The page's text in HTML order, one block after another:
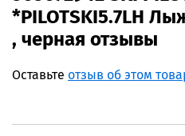
*PILOTSKI5.7LH
, черная отзывы
Оставьте отзыв об этом